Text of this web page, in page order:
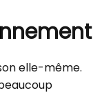
elle-même.